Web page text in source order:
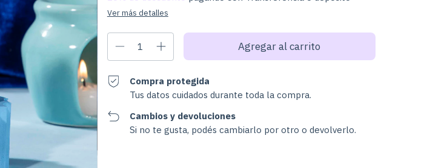
Ver más detalles
Compra protegida
Tus datos cuidados durante toda la compra.
Cambios y devoluciones
Si no te gusta, podés cambiarlo por otro o devolverlo.